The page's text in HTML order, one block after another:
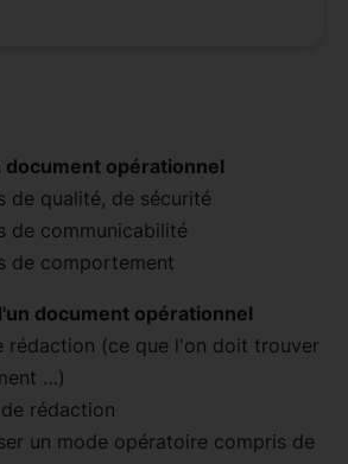
document opérationnel
de qualité, de sécurité
de communicabilité
de comportement
document opérationnel
rédaction (ce que l'on doit trouver
…)
rédaction
un mode opératoire compris de